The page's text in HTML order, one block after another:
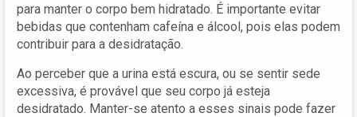
para manter o corpo bem hidratado. É importante evitar
bebidas que contenham cafeína e álcool, pois elas podem
contribuir para a desidratação.
Ao perceber que a urina está escura, ou se sentir sede
excessiva, é provável que seu corpo já esteja
desidratado. Manter-se atento a esses sinais pode fazer